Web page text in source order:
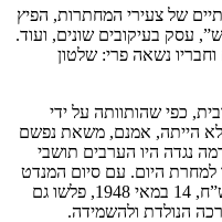
השגרתיים של צעירי המחתרות, הפיץ
עסק בעיקובים שונים, ועוד.
נשאה פרי: שלטון
כפי שהותוותה על ידי
האו”ם מיום 29 בנובמבר 1947, לא הייתה, אמנם, משאת נפשם
נגדה היו הערבים תושבי
היום. עם סיום המנדט
והכרזת הקמת המדינה ביום ה’ באייר תש”ח, 14 במאי 1948, פלשו גם
הנולדת ולהשמידה.